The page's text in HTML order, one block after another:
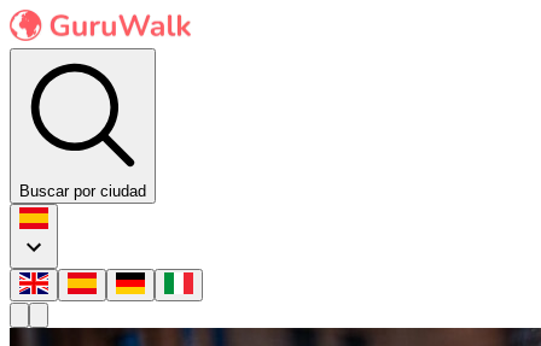
Buscar por ciudad